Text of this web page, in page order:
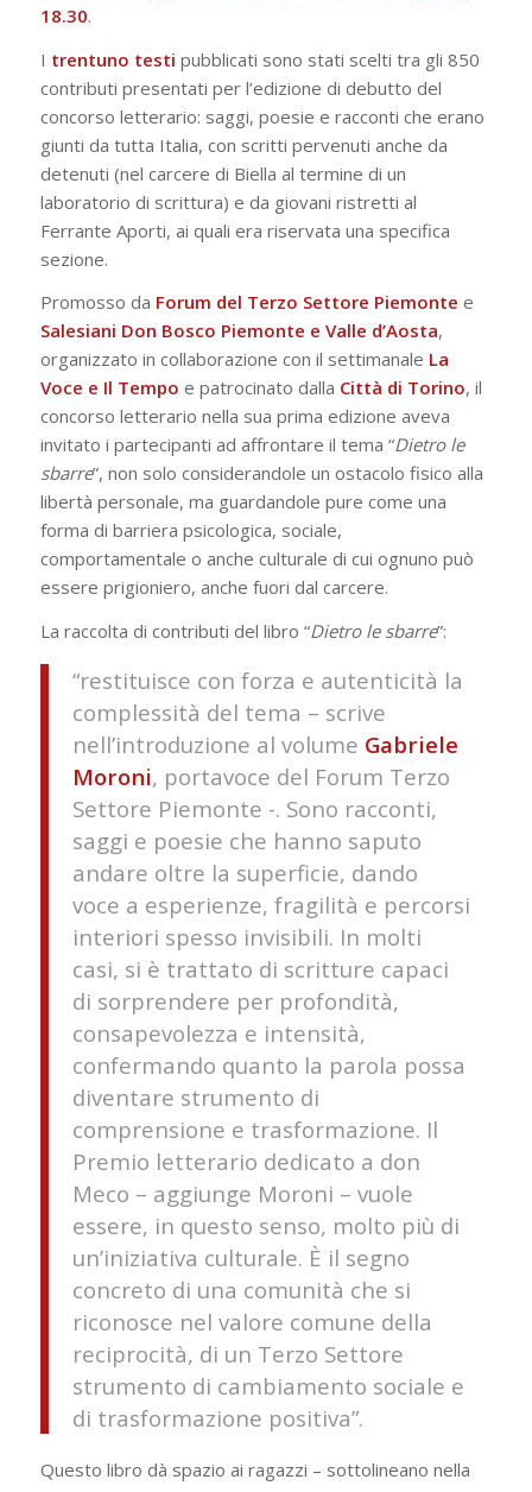
18.30.
I trentuno testi pubblicati sono stati scelti tra gli 850
contributi presentati per l’edizione di debutto del
concorso letterario: saggi, poesie e racconti che erano
giunti da tutta Italia, con scritti pervenuti anche da
detenuti (nel carcere di Biella al termine di un
laboratorio di scrittura) e da giovani ristretti al
Ferrante Aporti, ai quali era riservata una specifica
sezione.
Promosso da Forum del Terzo Settore Piemonte e
Salesiani Don Bosco Piemonte e Valle d’Aosta,
organizzato in collaborazione con il settimanale La
Voce e Il Tempo e patrocinato dalla Città di Torino, il
concorso letterario nella sua prima edizione aveva
invitato i partecipanti ad affrontare il tema “Dietro le
sbarre”, non solo considerandole un ostacolo fisico alla
libertà personale, ma guardandole pure come una
forma di barriera psicologica, sociale,
comportamentale o anche culturale di cui ognuno può
essere prigioniero, anche fuori dal carcere.
La raccolta di contributi del libro “Dietro le sbarre”:
“restituisce con forza e autenticità la
complessità del tema – scrive
nell’introduzione al volume Gabriele
Moroni, portavoce del Forum Terzo
Settore Piemonte -. Sono racconti,
saggi e poesie che hanno saputo
andare oltre la superficie, dando
voce a esperienze, fragilità e percorsi
interiori spesso invisibili. In molti
casi, si è trattato di scritture capaci
di sorprendere per profondità,
consapevolezza e intensità,
confermando quanto la parola possa
diventare strumento di
comprensione e trasformazione. Il
Premio letterario dedicato a don
Meco – aggiunge Moroni – vuole
essere, in questo senso, molto più di
un’iniziativa culturale. È il segno
concreto di una comunità che si
riconosce nel valore comune della
reciprocità, di un Terzo Settore
strumento di cambiamento sociale e
di trasformazione positiva”.
Questo libro dà spazio ai ragazzi – sottolineano nella